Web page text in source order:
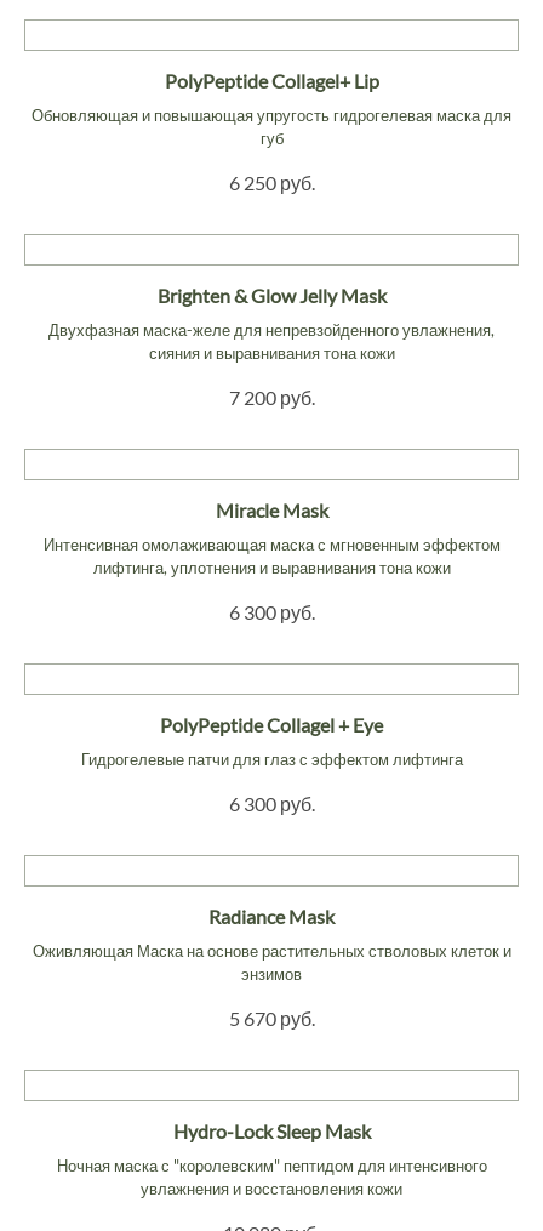
PolyPeptide Collagel+ Lip
Обновляющая и повышающая упругость гидрогелевая маска для
губ
6 250 руб.
Brighten & Glow Jelly Mask
Двухфазная маска-желе для непревзойденного увлажнения,
сияния и выравнивания тона кожи
7 200 руб.
Miracle Mask
Интенсивная омолаживающая маска с мгновенным эффектом
лифтинга, уплотнения и выравнивания тона кожи
6 300 руб.
PolyPeptide Collagel + Eye
Гидрогелевые патчи для глаз с эффектом лифтинга
6 300 руб.
Radiance Mask
Оживляющая Маска на основе растительных стволовых клеток и
энзимов
5 670 руб.
Hydro-Lock Sleep Mask
Ночная маска с "королевским" пептидом для интенсивного
увлажнения и восстановления кожи